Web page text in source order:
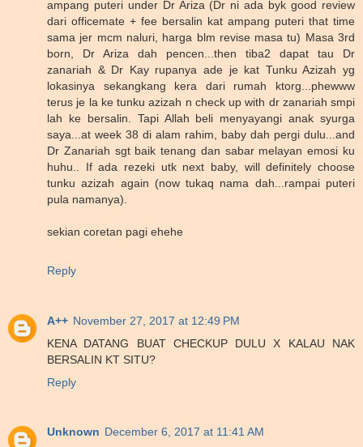
ampang puteri under Dr Ariza (Dr ni ada byk good review
dari officemate + fee bersalin kat ampang puteri that time
sama jer mcm naluri, harga blm revise masa tu) Masa 3rd
born, Dr Ariza dah pencen...then tiba2 dapat tau Dr
zanariah & Dr Kay rupanya ade je kat Tunku Azizah yg
lokasinya sekangkang kera dari rumah ktorg...phewww
terus je la ke tunku azizah n check up with dr zanariah smpi
lah ke bersalin. Tapi Allah beli menyayangi anak syurga
saya...at week 38 di alam rahim, baby dah pergi dulu...and
Dr Zanariah sgt baik tenang dan sabar melayan emosi ku
huhu.. If ada rezeki utk next baby, will definitely choose
tunku azizah again (now tukaq nama dah...rampai puteri
pula namanya).
sekian coretan pagi ehehe
Reply
A++ November 27, 2017 at 12:49 PM
KENA DATANG BUAT CHECKUP DULU X KALAU NAK
BERSALIN KT SITU?
Reply
Unknown December 6, 2017 at 11:41 AM